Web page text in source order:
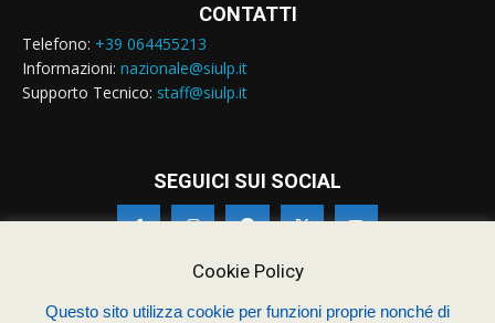
CONTATTI
Telefono: +39 064455213
Informazioni: nazionale@siulp.it
Supporto Tecnico: staff@siulp.it
SEGUICI SUI SOCIAL
Cookie Policy
Questo sito utilizza cookie per funzioni proprie nonché di